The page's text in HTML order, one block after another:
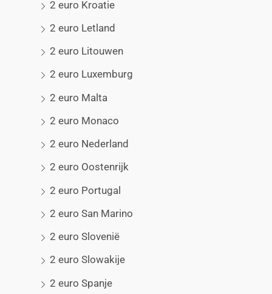
2 euro Kroatie
2 euro Letland
2 euro Litouwen
2 euro Luxemburg
2 euro Malta
2 euro Monaco
2 euro Nederland
2 euro Oostenrijk
2 euro Portugal
2 euro San Marino
2 euro Slovenië
2 euro Slowakije
2 euro Spanje